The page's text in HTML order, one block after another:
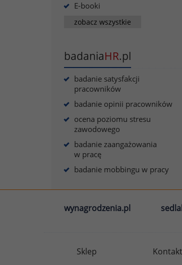
E-booki
zobacz wszystkie
badaniaHR.pl
badanie satysfakcji
pracowników
badanie opinii pracowników
ocena poziomu stresu
zawodowego
badanie zaangażowania
w pracę
badanie mobbingu w pracy
wynagrodzenia.pl
Sklep Kontakt